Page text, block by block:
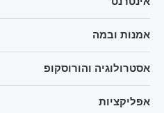
אמנות ובמה
אסטרולוגיה והורוסקופ
אפליקציות